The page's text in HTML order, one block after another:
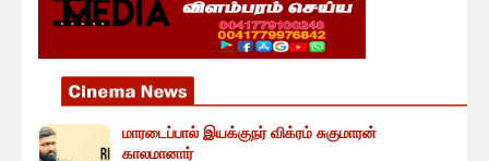
மாரடைப்பால் இயக்குநர் விக்ரம் சுகுமாரன்
காலமானார்